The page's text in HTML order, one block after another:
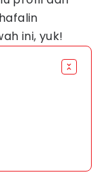
ini, yuk!